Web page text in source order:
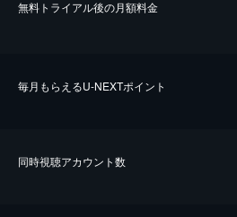
無料トライアル後の⽉額料金
毎⽉もらえるU-NEXTポイント
同時視聴アカウント数